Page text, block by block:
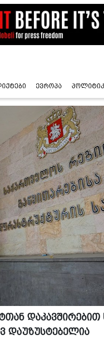
ევროპა
დაკავშირებით
დაუზუსტებელია